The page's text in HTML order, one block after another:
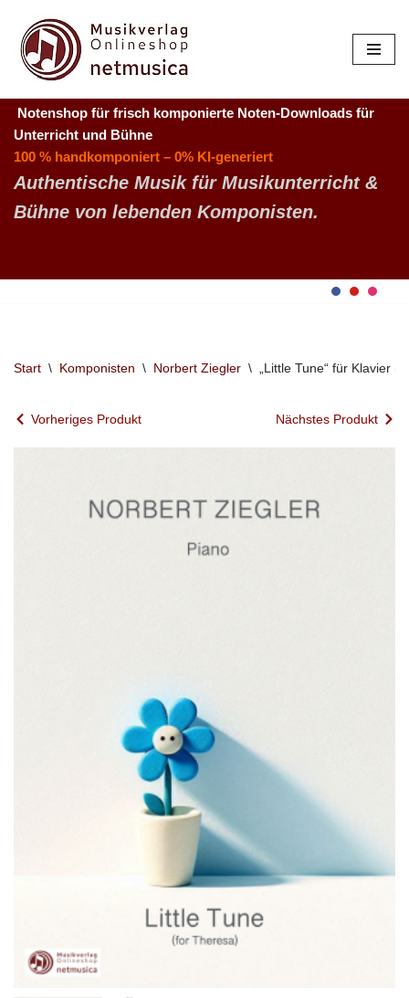
Zum
Inhalt
Notenshop für frisch komponierte Noten-Downloads für
Unterricht und Bühne
100 % handkomponiert – 0% KI-generiert
Authentische Musik für Musikunterricht &
Bühne von lebenden Komponisten.
Start \ Komponisten \ Norbert Ziegler \ „Little Tune“ für Klavier
Vorheriges Produkt Nächstes Produkt